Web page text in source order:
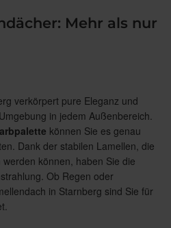
Mehr als nur
verkörpert pure Eleganz und
in jedem Außenbereich.
können Sie es genau
Dank der stabilen Lamellen, die
können, haben Sie die
Ob Regen oder
in Starnberg sind Sie für